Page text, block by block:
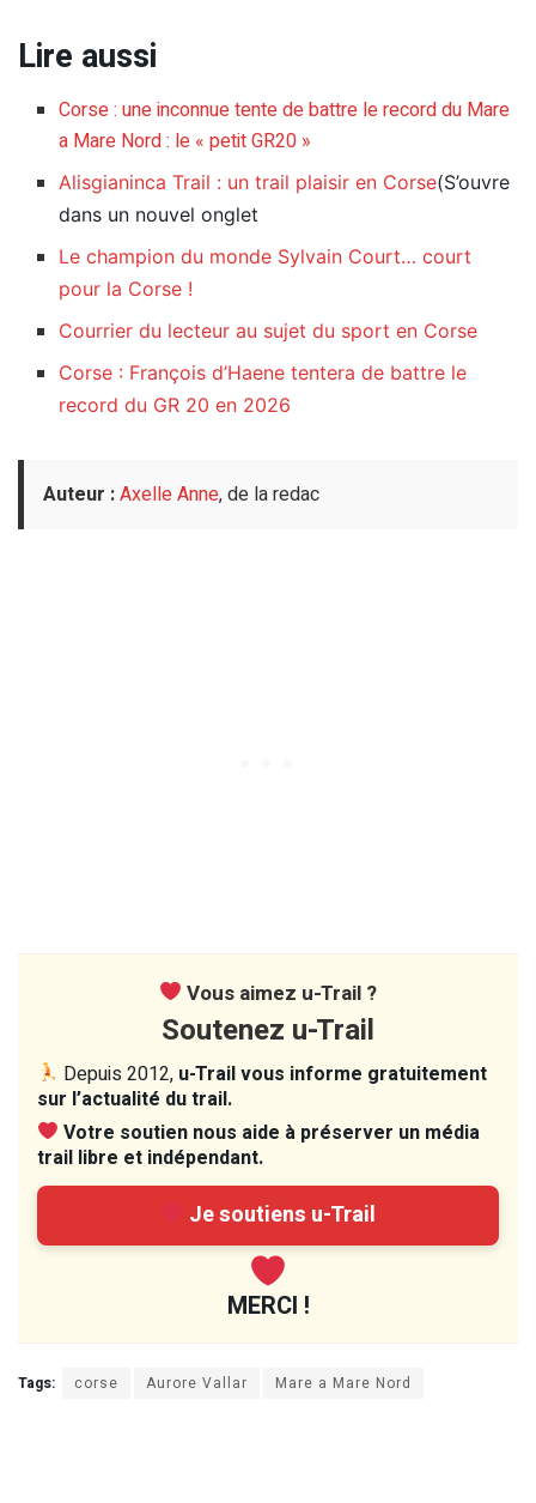
Lire aussi
Corse : une inconnue tente de battre le record du Mare
a Mare Nord : le « petit GR20 »
Alisgianinca Trail : un trail plaisir en Corse(S’ouvre
dans un nouvel onglet
Le champion du monde Sylvain Court… court
pour la Corse !
Courrier du lecteur au sujet du sport en Corse
Corse : François d’Haene tentera de battre le
record du GR 20 en 2026
Auteur :Axelle Anne, de la redac
Vous aimez u-Trail ?
Soutenez u-Trail
Depuis 2012, u-Trail vous informe gratuitement
sur l’actualité du trail.
Votre soutien nous aide à préserver un média
trail libre et indépendant.
Je soutiens u-Trail
MERCI !
Tags: corse Aurore Vallar Mare a Mare Nord